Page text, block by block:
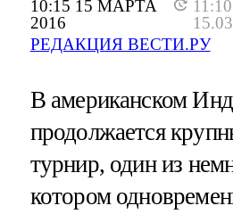
10:15 15 МАРТА
2016
11:10
РЕДАКЦИЯ ВЕСТИ.РУ
В американском
продолжается
турнир, один из
котором